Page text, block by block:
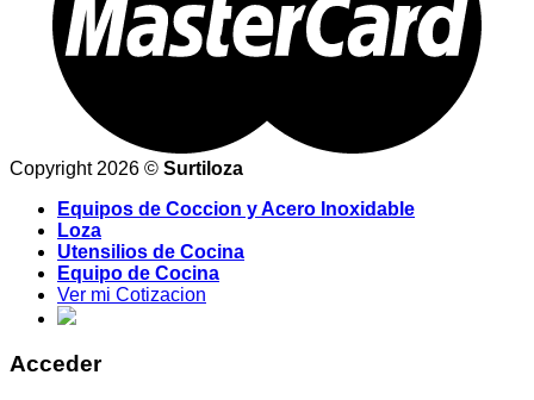
Copyright 2026 © Surtiloza
Equipos de Coccion y Acero Inoxidable
Loza
Utensilios de Cocina
Equipo de Cocina
Ver mi Cotizacion
Acceder